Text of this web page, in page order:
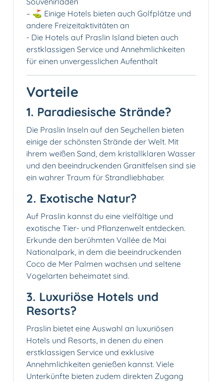
– ⛳️ Einige Hotels bieten auch Golfplätze und
andere Freizeitaktivitäten an
-️ Die Hotels auf Praslin Island bieten auch
erstklassigen Service und Annehmlichkeiten
für einen unvergesslichen Aufenthalt
Vorteile
1. Paradiesische Strände?️
Die Praslin Inseln auf den Seychellen bieten
einige der schönsten Strände der Welt. Mit
ihrem weißen Sand, dem kristallklaren Wasser
und den beeindruckenden Granitfelsen sind sie
ein wahrer Traum für Strandliebhaber.
2. Exotische Natur?
Auf Praslin kannst du eine vielfältige und
exotische Tier- und Pflanzenwelt entdecken.
Erkunde den berühmten Vallée de Mai
Nationalpark, in dem die beeindruckenden
Coco de Mer Palmen wachsen und seltene
Vogelarten beheimatet sind.
3. Luxuriöse Hotels und
Resorts?
Praslin bietet eine Auswahl an luxuriösen
Hotels und Resorts, in denen du einen
erstklassigen Service und exklusive
Annehmlichkeiten genießen kannst. Viele
Unterkünfte bieten zudem direkten Zugang